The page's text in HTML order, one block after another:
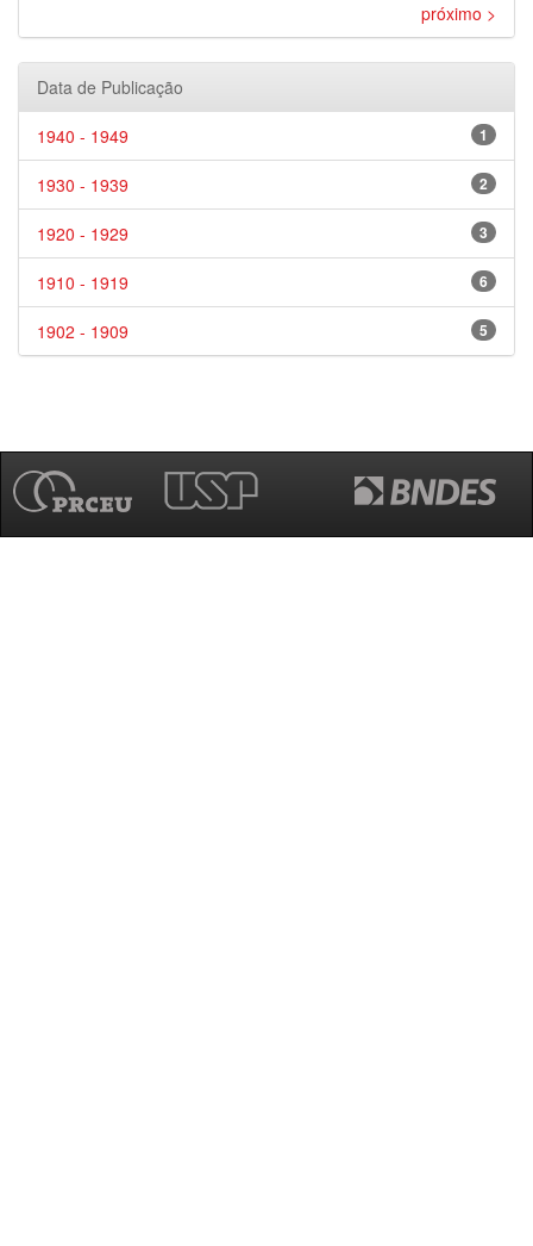
próximo >
Data de Publicação
1
1940 - 1949
2
1930 - 1939
3
1920 - 1929
6
1910 - 1919
5
1902 - 1909